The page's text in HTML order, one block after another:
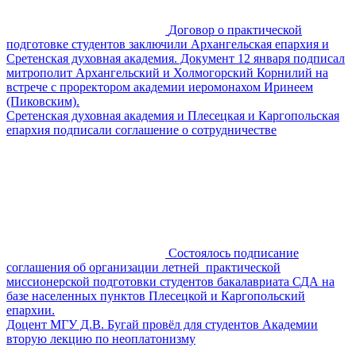
Договор о практической
подготовке студентов заключили Архангельская епархия и
Сретенская духовная академия. Документ 12 января подписал
митрополит Архангельский и Холмогорский Корнилий на
встрече с проректором академии иеромонахом Иринеем
(Пиковским).
Сретенская духовная академия и Плесецкая и Каргопольская
епархия подписали соглашение о сотрудничестве
Состоялось подписание
соглашения об организации летней практической
миссионерской подготовки студентов бакалавриата СДА на
базе населенных пунктов Плесецкой и Каргопольский
епархии.
Доцент МГУ Д.В. Бугай провёл для студентов Академии
вторую лекцию по неоплатонизму